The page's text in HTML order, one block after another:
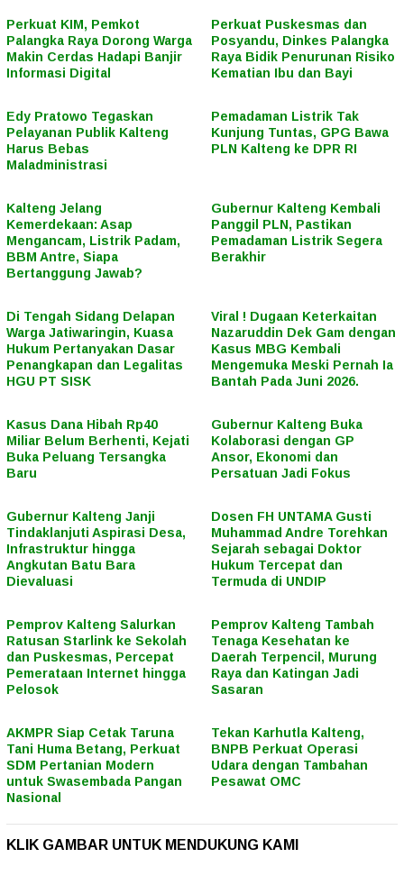
Perkuat KIM, Pemkot
Palangka Raya Dorong Warga
Makin Cerdas Hadapi Banjir
Informasi Digital
Perkuat Puskesmas dan
Posyandu, Dinkes Palangka
Raya Bidik Penurunan Risiko
Kematian Ibu dan Bayi
Edy Pratowo Tegaskan
Pelayanan Publik Kalteng
Harus Bebas
Maladministrasi
Pemadaman Listrik Tak
Kunjung Tuntas, GPG Bawa
PLN Kalteng ke DPR RI
Kalteng Jelang
Kemerdekaan: Asap
Mengancam, Listrik Padam,
BBM Antre, Siapa
Bertanggung Jawab?
Gubernur Kalteng Kembali
Panggil PLN, Pastikan
Pemadaman Listrik Segera
Berakhir
Di Tengah Sidang Delapan
Warga Jatiwaringin, Kuasa
Hukum Pertanyakan Dasar
Penangkapan dan Legalitas
HGU PT SISK
Viral ! Dugaan Keterkaitan
Nazaruddin Dek Gam dengan
Kasus MBG Kembali
Mengemuka Meski Pernah Ia
Bantah Pada Juni 2026.
Kasus Dana Hibah Rp40
Miliar Belum Berhenti, Kejati
Buka Peluang Tersangka
Baru
Gubernur Kalteng Buka
Kolaborasi dengan GP
Ansor, Ekonomi dan
Persatuan Jadi Fokus
Gubernur Kalteng Janji
Tindaklanjuti Aspirasi Desa,
Infrastruktur hingga
Angkutan Batu Bara
Dievaluasi
Dosen FH UNTAMA Gusti
Muhammad Andre Torehkan
Sejarah sebagai Doktor
Hukum Tercepat dan
Termuda di UNDIP
Pemprov Kalteng Salurkan
Ratusan Starlink ke Sekolah
dan Puskesmas, Percepat
Pemerataan Internet hingga
Pelosok
Pemprov Kalteng Tambah
Tenaga Kesehatan ke
Daerah Terpencil, Murung
Raya dan Katingan Jadi
Sasaran
AKMPR Siap Cetak Taruna
Tani Huma Betang, Perkuat
SDM Pertanian Modern
untuk Swasembada Pangan
Nasional
Tekan Karhutla Kalteng,
BNPB Perkuat Operasi
Udara dengan Tambahan
Pesawat OMC
KLIK GAMBAR UNTUK MENDUKUNG KAMI